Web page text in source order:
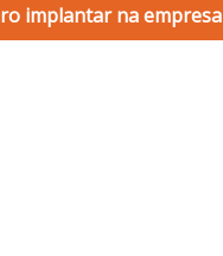
implantar na empresa